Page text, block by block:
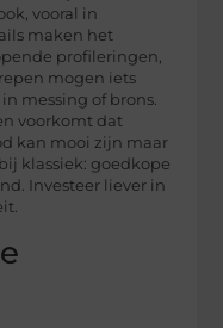
vooral in
maken het
profileringen,
mogen iets
messing of brons.
voorkomt dat
kan mooi zijn maar
klassiek: goedkope
Investeer liever in